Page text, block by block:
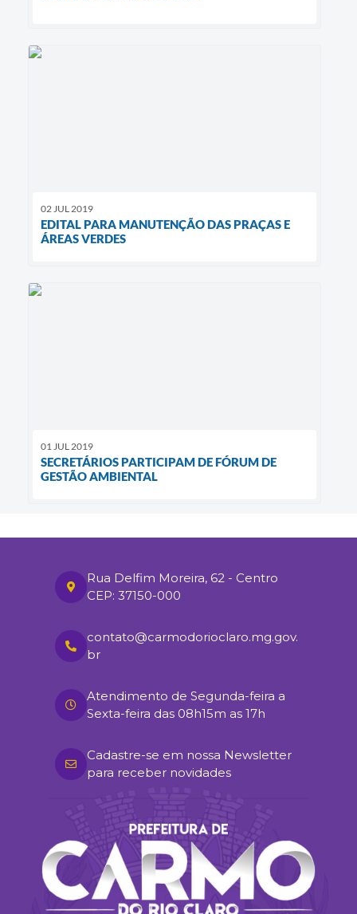
02 JUL 2019
EDITAL PARA MANUTENÇÃO DAS PRAÇAS E
ÁREAS VERDES
01 JUL 2019
SECRETÁRIOS PARTICIPAM DE FÓRUM DE
GESTÃO AMBIENTAL
Rua Delfim Moreira, 62 - Centro
CEP: 37150-000
contato@carmodorioclaro.mg.gov.
br
Atendimento de Segunda-feira a
Sexta-feira das 08h15m as 17h
Cadastre-se em nossa Newsletter
para receber novidades